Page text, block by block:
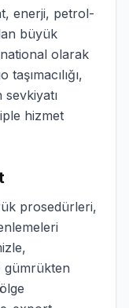
enerji, petrol-
büyük
olarak
hizmet
prosedürleri,
gümrükten